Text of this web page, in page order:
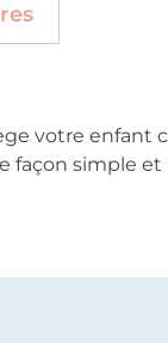
votre
façon simple et